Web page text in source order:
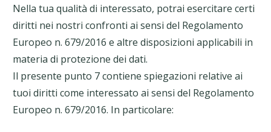
Nella tua qualità di interessato, potrai esercitare certi
diritti nei nostri confronti ai sensi del Regolamento
Europeo n. 679/2016 e altre disposizioni applicabili in
materia di protezione dei dati.
Il presente punto 7 contiene spiegazioni relative ai
tuoi diritti come interessato ai sensi del Regolamento
Europeo n. 679/2016. In particolare: